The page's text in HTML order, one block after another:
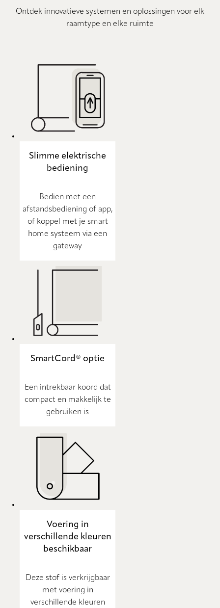
Ontdek innovatieve systemen en oplossingen voor elk
raamtype en elke ruimte
Slimme elektrische
bediening
Bedien met een
afstandsbediening of app,
of koppel met je smart
home systeem via een
gateway
SmartCord® optie
Een intrekbaar koord dat
compact en makkelijk te
gebruiken is
Voering in
verschillende kleuren
beschikbaar
Deze stof is verkrijgbaar
met voering in
verschillende kleuren